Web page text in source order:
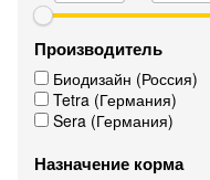
Производитель
Биодизайн (Россия)
Tetra (Германия)
Sera (Германия)
Назначение корма